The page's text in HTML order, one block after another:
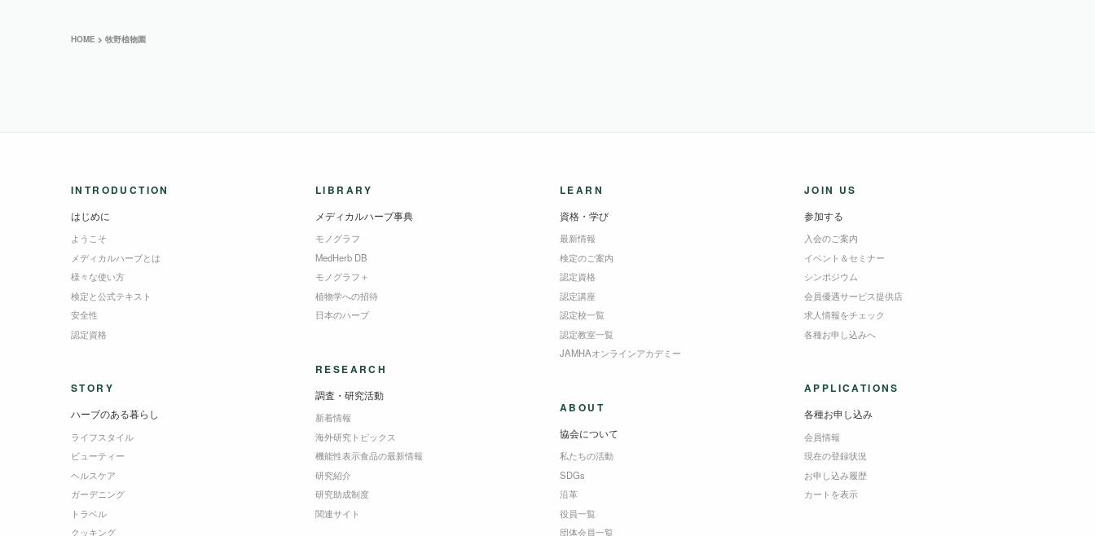
HOME > 牧野植物園
INTRODUCTION
はじめに
ようこそ
メディカルハーブとは
様々な使い方
検定と公式テキスト
安全性
認定資格
STORY
ハーブのある暮らし
ライフスタイル
ビューティー
ヘルスケア
ガーデニング
トラベル
クッキング
LIBRARY
メディカルハーブ事典
モノグラフ
MedHerb DB
モノグラフ＋
植物学への招待
日本のハーブ
RESEARCH
調査・研究活動
新着情報
海外研究トピックス
機能性表示食品の最新情報
研究紹介
研究助成制度
関連サイト
LEARN
資格・学び
最新情報
検定のご案内
認定資格
認定講座
認定校一覧
認定教室一覧
JAMHAオンラインアカデミー
ABOUT
協会について
私たちの活動
SDGs
沿革
役員一覧
団体会員一覧
JOIN US
参加する
入会のご案内
イベント＆セミナー
シンポジウム
会員優遇サービス提供店
求人情報をチェック
各種お申し込みへ
APPLICATIONS
各種お申し込み
会員情報
現在の登録状況
お申し込み履歴
カートを表示